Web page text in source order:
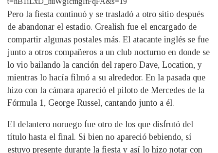
Pero la fiesta continuó y se trasladó a otro sitio después
de abandonar el estadio. Grealish fue el encargado de
compartir algunas postales más. El atacante inglés se fue
junto a otros compañeros a un club nocturno en donde se
lo vio bailando la canción del rapero Dave, Location, y
mientras lo hacía filmó a su alrededor. En la pasada que
hizo con la cámara apareció el piloto de Mercedes de la
Fórmula 1, George Russel, cantando junto a él.
El delantero noruego fue otro de los que disfrutó del
título hasta el final. Si bien no apareció bebiendo, sí
estuvo presente durante la fiesta y así lo hizo notar con